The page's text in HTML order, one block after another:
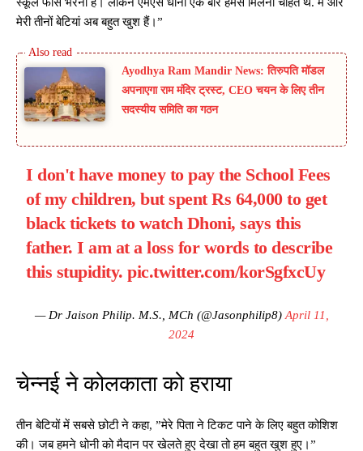
स्कूल फीस भरनी है। लेकिन एमएस धोनी एक बार हमसे मिलना चाहते थे. मैं और
मेरी तीनों बेटियां अब बहुत खुश हैं।”
Ayodhya Ram Mandir News: तिरुपति मॉडल
अपनाएगा राम मंदिर ट्रस्ट, CEO चयन के लिए तीन
सदस्यीय समिति का गठन
I don't have money to pay the School Fees
of my children, but spent Rs 64,000 to get
black tickets to watch Dhoni, says this
father. I am at a loss for words to describe
this stupidity.pic.twitter.com/korSgfxcUy
— Dr Jaison Philip. M.S., MCh (@Jasonphilip8) April 11,
2024
चेन्नई ने कोलकाता को हराया
तीन बेटियों में सबसे छोटी ने कहा, ”मेरे पिता ने टिकट पाने के लिए बहुत कोशिश
की। जब हमने धोनी को मैदान पर खेलते हुए देखा तो हम बहुत खुश हुए।”